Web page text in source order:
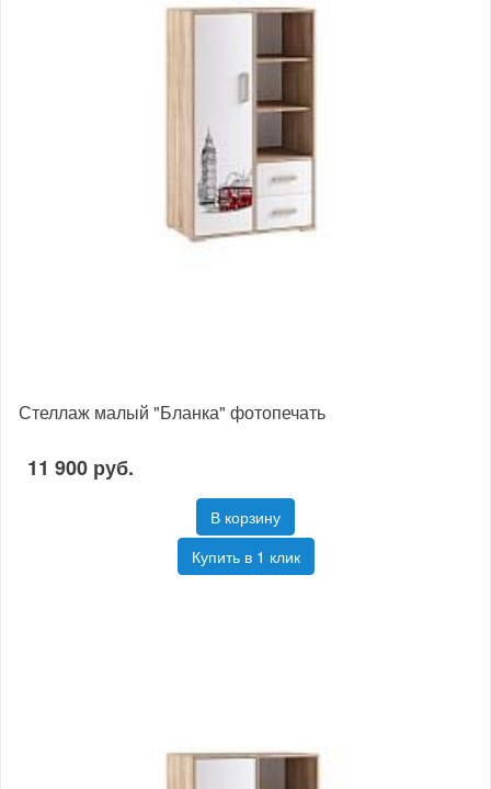
Стеллаж малый "Бланка" фотопечать
11 900 руб.
В корзину
Купить в 1 клик